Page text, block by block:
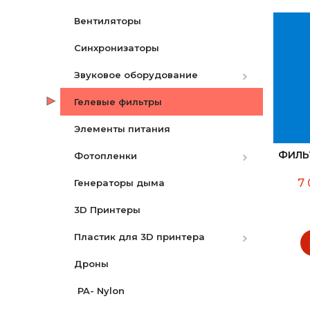
Аккумуляторы
Canon
Nikon
Зарядные устройства
Canon
Nikon
Sony
Ремни
Защитные экраны
Бленды
Разное
Видоискатели
Вентиляторы
Синхронизаторы
Звуковое оборудование
Микрофоны
Микшеры и адаптеры
Рекордеры
Гелевые фильтры
Элементы питания
Фотопленки
Фотопленки Черно-Белые
Фотопленка цветная
Генераторы дыма
3D Принтеры
Пластик для 3D принтера
PLA
PLA Pro
PA- Nylon
Дроны
7